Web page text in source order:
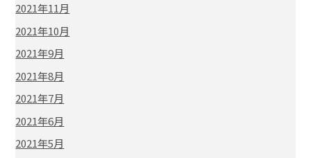
2021年11月
2021年10月
2021年9月
2021年8月
2021年7月
2021年6月
2021年5月